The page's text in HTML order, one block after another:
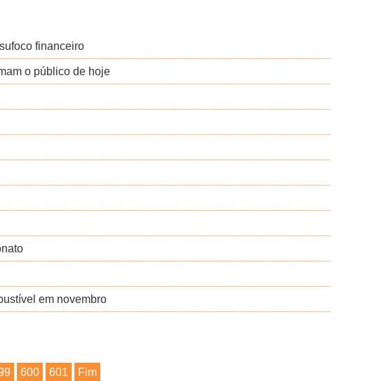
financeiro
o público de hoje
em novembro
600 601 Fim